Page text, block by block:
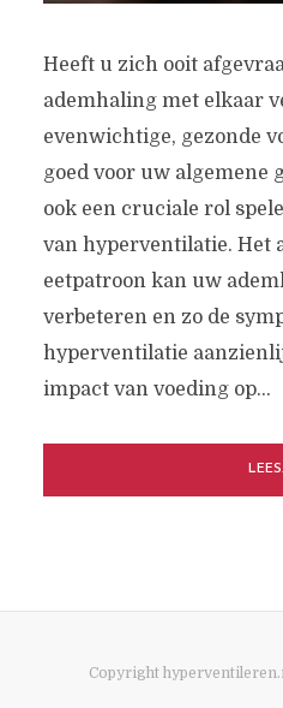
Heeft u zich ooit
ademhaling met elkaar
evenwichtige, gezonde
goed voor uw algemene
ook een cruciale rol
van hyperventilatie. Het
eetpatroon kan uw
verbeteren en zo de
hyperventilatie
impact van voeding op...
Copyright